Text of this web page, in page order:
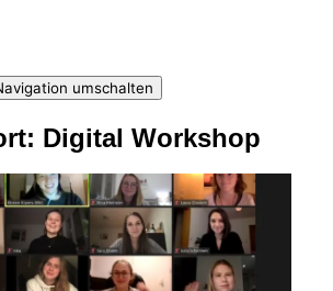
umschalten
Digital Workshop